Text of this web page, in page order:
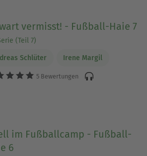
vermisst! - Fußball-Haie 7
(Teil 7)
Schlüter Irene Margil
5 Bewertungen
im Fußballcamp - Fußball-
6